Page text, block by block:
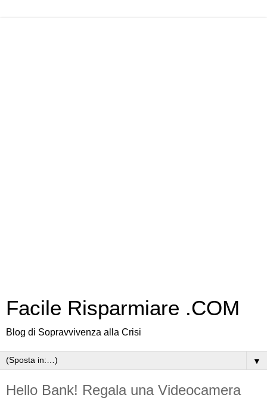
Facile Risparmiare .COM
Blog di Sopravvivenza alla Crisi
▼
Hello Bank! Regala una Videocamera